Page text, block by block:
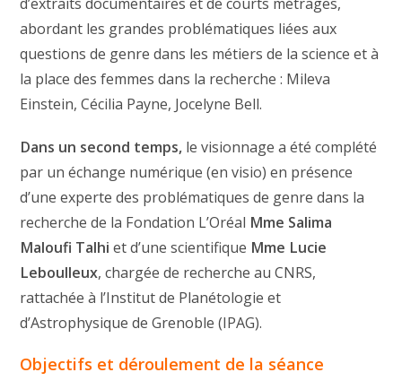
abordant les grandes problématiques liées aux
questions de genre dans les métiers de la science et à
la place des femmes dans la recherche : Mileva
Einstein, Cécilia Payne, Jocelyne Bell.
Dans un second temps, le visionnage a été complété
par un échange numérique (en visio) en présence
d’une experte des problématiques de genre dans la
recherche de la Fondation L’Oréal Mme Salima
Maloufi Talhi et d’une scientifique Mme Lucie
Leboulleux, chargée de recherche au CNRS,
rattachée à l’Institut de Planétologie et
d’Astrophysique de Grenoble (IPAG).
Objectifs et déroulement de la séance